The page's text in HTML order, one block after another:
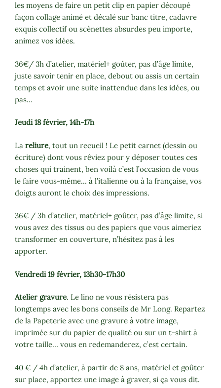
les moyens de faire un petit clip en papier découpé
façon collage animé et décalé sur banc titre, cadavre
exquis collectif ou scènettes absurdes peu importe,
animez vos idées.
36€/ 3h d’atelier, matériel+ goûter, pas d’âge limite,
juste savoir tenir en place, debout ou assis un certain
temps et avoir une suite inattendue dans les idées, ou
pas…
Jeudi 18 février, 14h-17h
La reliure, tout un recueil ! Le petit carnet (dessin ou
écriture) dont vous rêviez pour y déposer toutes ces
choses qui trainent, ben voilà c’est l’occasion de vous
le faire vous-même… à l’italienne ou à la française, vos
doigts auront le choix des impressions.
36€ / 3h d’atelier, matériel+ goûter, pas d’âge limite, si
vous avez des tissus ou des papiers que vous aimeriez
transformer en couverture, n’hésitez pas à les
apporter.
Vendredi 19 février, 13h30-17h30
Atelier gravure. Le lino ne vous résistera pas
longtemps avec les bons conseils de Mr Long. Repartez
de la Papeterie avec une gravure à votre image,
imprimée sur du papier de qualité ou sur un t-shirt à
votre taille… vous en redemanderez, c’est certain.
40 € / 4h d’atelier, à partir de 8 ans, matériel et goûter
sur place, apportez une image à graver, si ça vous dit.